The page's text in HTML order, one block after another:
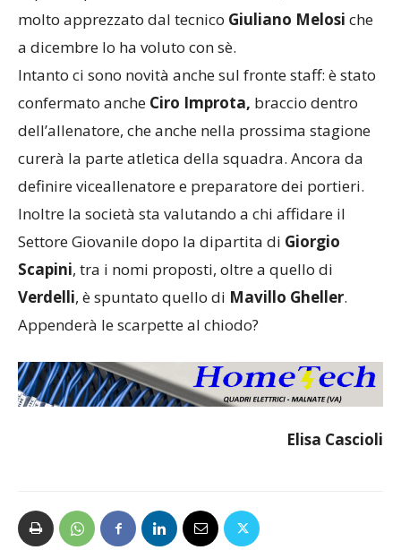
capire la posizione di
Luca Piraccini
, classe 1987
molto apprezzato dal tecnico
Intanto ci sono novità anche sul fronte staff: è stato
Ciro Improta,
dell’allenatore, che anche nella prossima stagione
curerà la parte atletica della squadra. Ancora da
definire viceallenatore e preparatore dei portieri.
Inoltre la società sta valutando a chi affidare il
Settore Giovanile dopo la dipartita di
Giorgio
Scapini, tra i nomi proposti, oltre a quello di
, è spuntato quello di
Appenderà le scarpette al chiodo?